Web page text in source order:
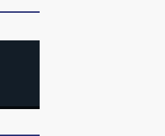
CFO：不靠规模取胜，华